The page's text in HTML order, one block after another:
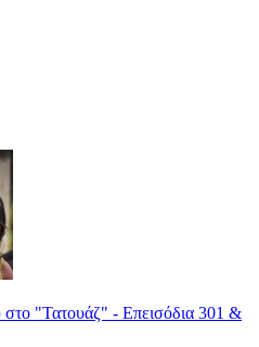
"Τατουάζ" - Επεισόδια 301 &